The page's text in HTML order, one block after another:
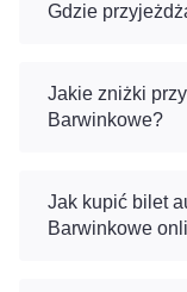
Gdzie
Jakie zniżki
Barwinkowe?
Jak kupić bilet
Barwinkowe